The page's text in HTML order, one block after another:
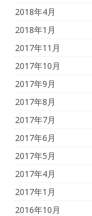
2018年4月
2018年1月
2017年11月
2017年10月
2017年9月
2017年8月
2017年7月
2017年6月
2017年5月
2017年4月
2017年1月
2016年10月